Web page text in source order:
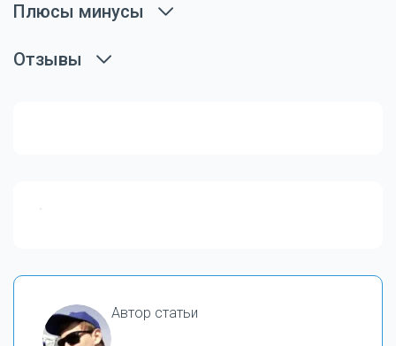
Плюсы минусы
Отзывы
Автор статьи